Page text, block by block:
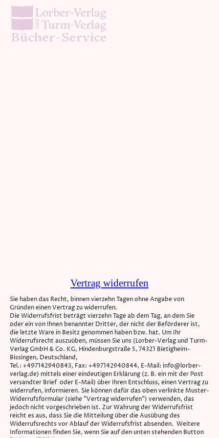
Vertrag widerrufen
Sie haben das Recht, binnen vierzehn Tagen ohne Angabe von
Gründen einen Vertrag zu widerrufen.
Die Widerrufsfrist beträgt vierzehn Tage ab dem Tag, an dem Sie
oder ein von Ihnen benannter Dritter, der nicht der Beförderer ist,
die letzte Ware in Besitz genommen haben bzw. hat. Um Ihr
Widerrufsrecht auszuüben, müssen Sie uns (Lorber-Verlag und Turm-
Verlag GmbH & Co. KG, Hindenburgstraße 5, 74321 Bietigheim-
Bissingen, Deutschland,
Tel.: +497142940843, Fax: +497142940844, E-Mail: info@lorber-
verlag.de) mittels einer eindeutigen Erklärung (z. B. ein mit der Post
versandter Brief oder E-Mail) über Ihren Entschluss, einen Vertrag zu
widerrufen, informieren. Sie können dafür das oben verlinkte Muster-
Widerrufsformular (siehe "Vertrag widerrufen") verwenden, das
jedoch nicht vorgeschrieben ist. Zur Wahrung der Widerrufsfrist
reicht es aus, dass Sie die Mitteilung über die Ausübung des
Widerrufsrechts vor Ablauf der Widerrufsfrist absenden. Weitere
Informationen finden Sie, wenn Sie auf den unten stehenden Button